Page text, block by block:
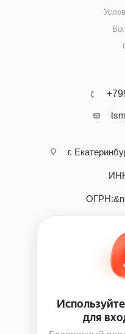
г.
2026 ©